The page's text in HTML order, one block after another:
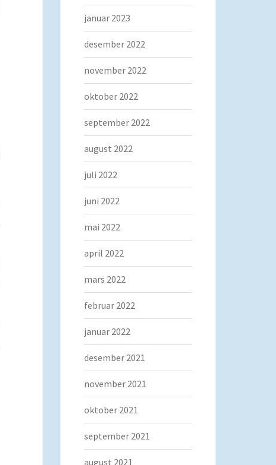
januar 2023
desember 2022
november 2022
oktober 2022
september 2022
august 2022
juli 2022
juni 2022
mai 2022
april 2022
mars 2022
februar 2022
januar 2022
desember 2021
november 2021
oktober 2021
september 2021
august 2021